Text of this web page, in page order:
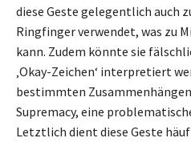
diese Geste gelegentlich auch
Ringfinger verwendet, was zu
kann. Zudem könnte sie
‚Okay-Zeichen‘ interpretiert
bestimmten
Supremacy, eine
Letztlich dient diese Geste